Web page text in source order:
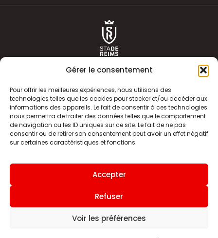
Gérer le consentement
Pour offrir les meilleures expériences, nous utilisons des
technologies telles que les cookies pour stocker et/ou accéder aux
informations des appareils. Le fait de consentir à ces technologies
nous permettra de traiter des données telles que le comportement
de navigation ou les ID uniques sur ce site. Le fait de ne pas
consentir ou de retirer son consentement peut avoir un effet négatif
sur certaines caractéristiques et fonctions.
Accepter
Refuser
Voir les préférences
ACTUALITÉS
CLUB
BOUTIQUE
HISTOIRE
ÉQUIPE PREMIERE
INFOS ET CONTACT